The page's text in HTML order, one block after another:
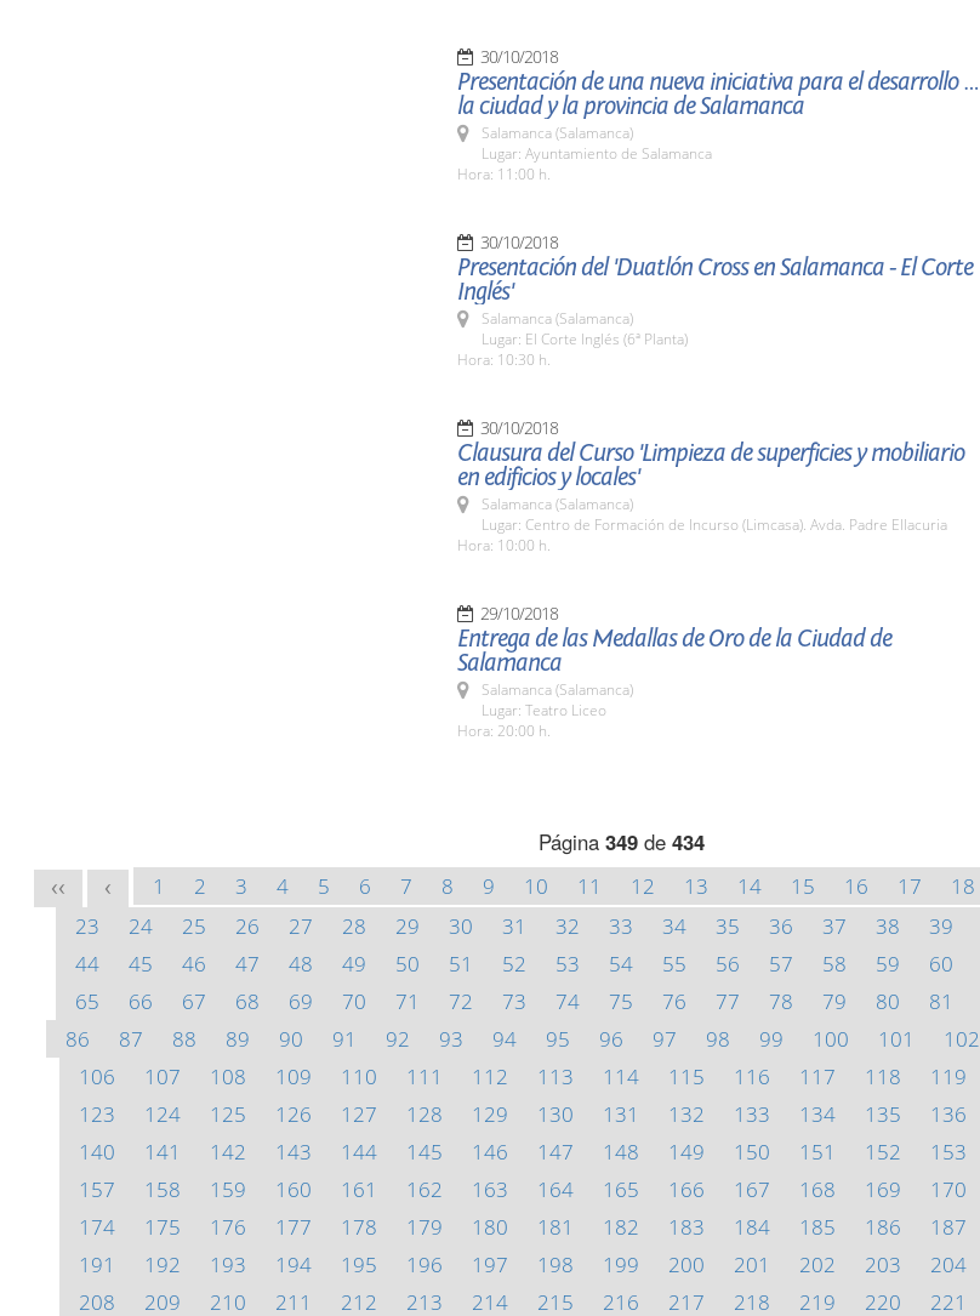
30/10/2018
Presentación de una nueva iniciativa para el desarrollo de
la ciudad y la provincia de Salamanca
Salamanca (Salamanca)
Lugar: Ayuntamiento de Salamanca
Hora: 11:00 h.
30/10/2018
Presentación del 'Duatlón Cross en Salamanca - El Corte
Inglés'
Salamanca (Salamanca)
Lugar: El Corte Inglés (6ª Planta)
Hora: 10:30 h.
30/10/2018
Clausura del Curso 'Limpieza de superficies y mobiliario
en edificios y locales'
Salamanca (Salamanca)
Lugar: Centro de Formación de Incurso (Limcasa). Avda. Padre Ellacuria
Hora: 10:00 h.
29/10/2018
Entrega de las Medallas de Oro de la Ciudad de
Salamanca
Salamanca (Salamanca)
Lugar: Teatro Liceo
Hora: 20:00 h.
Página 349de 434
<< < 1 2 3 4 5 6 7 8 9 10 11 12 13 14 15 16 17 18
23
24 25 26 27 28 29 30 31 32 33 34 35 36 37 38 39
44
45 46 47 48 49 50 51 52 53 54 55 56 57 58 59 60
65
66 67 68 69 70 71 72 73 74 75 76 77 78 79 80 81
86
87 88 89 90 91 92 93 94 95 96 97 98 99 100 101 102
106
107 108 109 110 111 112 113 114 115 116 117 118 119
123
124 125 126 127 128 129 130 131 132 133 134 135 136
140
141 142 143 144 145 146 147 148 149 150 151 152 153
157
158 159 160 161 162 163 164 165 166 167 168 169 170
174
175 176 177 178 179 180 181 182 183 184 185 186 187
191
192 193 194 195 196 197 198 199 200 201 202 203 204
208
209 210 211 212 213 214 215 216 217 218 219 220 221